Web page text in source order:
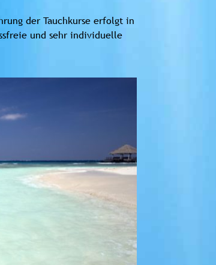
der Tauchkurse erfolgt in
und sehr individuelle